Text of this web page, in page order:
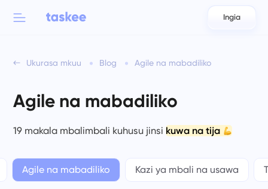
العربية
Azərbaycan
日本語
Bahasa Indonesia
Ingia
Ukurasa mkuu Blog Agile na mabadiliko
Agile na mabadiliko
19 makala mbalimbali kuhusu jinsi kuwa na tija
Agile na mabadiliko Kazi ya mbali na usawa
Vipengele vya Taskee
Jifunze kuhusu 7 vipengele zaidi vinavyotia moyo
Kwa timu
Sekta
Aina ya kampuni